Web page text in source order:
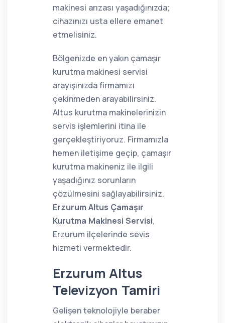
makinesi arızası yaşadığınızda;
cihazınızı usta ellere emanet
etmelisiniz.
Bölgenizde en yakın çamaşır
kurutma makinesi servisi
arayışınızda firmamızı
çekinmeden arayabilirsiniz.
Altus kurutma makinelerinizin
servis işlemlerini itina ile
gerçekleştiriyoruz. Firmamızla
hemen iletişime geçip, çamaşır
kurutma makineniz ile ilgili
yaşadığınız sorunların
çözülmesini sağlayabilirsiniz.
Erzurum Altus Çamaşır
Kurutma Makinesi Servisi,
Erzurum ilçelerinde sevis
hizmeti vermektedir.
Erzurum Altus
Televizyon Tamiri
Gelişen teknolojiyle beraber